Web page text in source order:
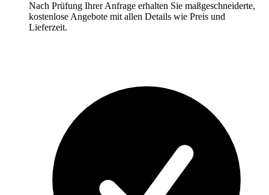
Nach Prüfung Ihrer Anfrage erhalten Sie maßgeschneiderte,
kostenlose Angebote mit allen Details wie Preis und
Lieferzeit.